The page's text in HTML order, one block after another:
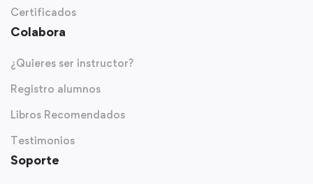
Certificados
Colabora
¿Quieres ser instructor?
Registro alumnos
Libros Recomendados
Testimonios
Soporte